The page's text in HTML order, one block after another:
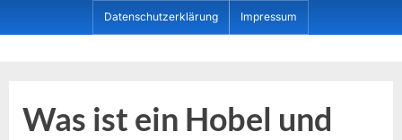
to
Datenschutzerklärung Impressum
Was ist ein Hobel und